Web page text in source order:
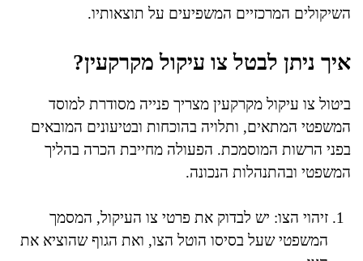
השיקולים המרכזיים המשפיעים על תוצאותיו.
איך ניתן לבטל צו עיקול מקרקעין?
ביטול צו עיקול מקרקעין מצריך פנייה מסודרת למוסד
המשפטי המתאים, ותלויה בהוכחות ובטיעונים המובאים
בפני הרשות המוסמכת. הפעולה מחייבת הכרה בהליך
המשפטי ובהתנהלות הנכונה.
זיהוי הצו: יש לבדוק את פרטי צו העיקול, המסמך
המשפטי שעל בסיסו הוטל הצו, ואת הגוף שהוציא את